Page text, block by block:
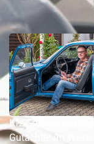
Kfz-
Gutachter im